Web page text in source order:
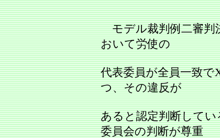
モデル裁判例二審判
おいて労使の
代表委員が全員一致
つ、その違反が
あると認定判断して
委員会の判断が尊重